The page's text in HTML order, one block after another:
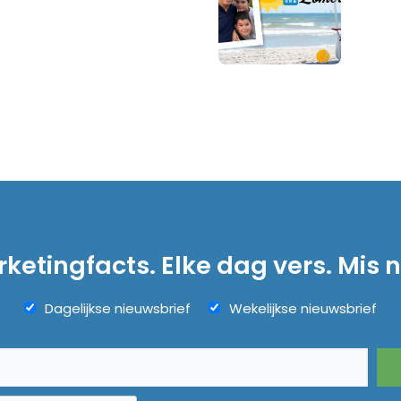
Elke dag vers. Mis
Dagelijkse nieuwsbrief Wekelijkse nieuwsbrief